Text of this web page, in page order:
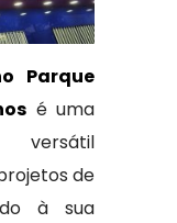
Parque
é uma
versátil
de
à sua